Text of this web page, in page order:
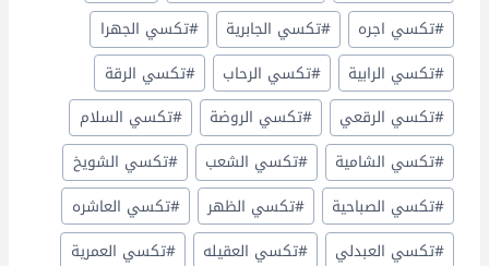
#تكسي اجره #تكسي الجابرية #تكسي الجهرا
#تكسي الرابية #تكسي الرحاب #تكسي الرقة
#تكسي الرقعي #تكسي الروضة #تكسي السلام
#تكسي الشامية #تكسي الشعب #تكسي الشويخ
#تكسي الصباحية #تكسي الظهر #تكسي العاشره
#تكسي العبدلي #تكسي العقيله #تكسي العمرية